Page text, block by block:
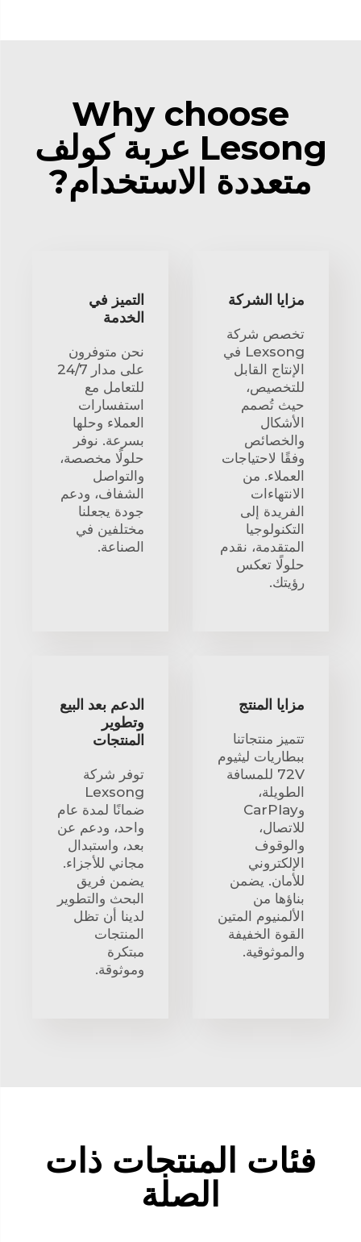
Why choose
Lesong عربة كولف
متعددة الاستخدام?
مزايا الشركة
تخصص شركة
Lexsong في
الإنتاج القابل
للتخصيص،
حيث تُصمم
الأشكال
والخصائص
وفقًا لاحتياجات
العملاء. من
الانتهاءات
الفريدة إلى
التكنولوجيا
المتقدمة، نقدم
حلولًا تعكس
رؤيتك.
التميز في
الخدمة
نحن متوفرون
على مدار 24/7
للتعامل مع
استفسارات
العملاء وحلها
بسرعة. نوفر
حلولًا مخصصة،
والتواصل
الشفاف، ودعم
جودة يجعلنا
مختلفين في
الصناعة.
مزايا المنتج
تتميز منتجاتنا
ببطاريات ليثيوم
72V للمسافة
الطويلة،
وCarPlay
للاتصال،
والوقوف
الإلكتروني
للأمان. يضمن
بناؤها من
الألمنيوم المتين
القوة الخفيفة
والموثوقية.
الدعم بعد البيع
وتطوير
المنتجات
توفر شركة
Lexsong
ضمانًا لمدة عام
واحد، ودعم عن
بعد، واستبدال
مجاني للأجزاء.
يضمن فريق
البحث والتطوير
لدينا أن تظل
المنتجات
مبتكرة
وموثوقة.
فئات المنتجات ذات
الصلة